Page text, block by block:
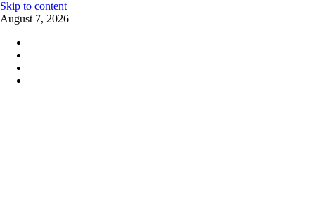
Skip to content
August 7, 2026